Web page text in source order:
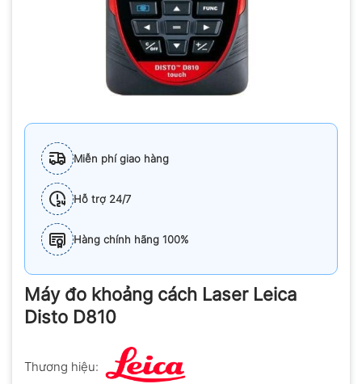
Miễn phí giao hàng
Hỗ trợ 24/7
Hàng chính hãng 100%
Máy đo khoảng cách Laser Leica
Disto D810
Thương hiệu: